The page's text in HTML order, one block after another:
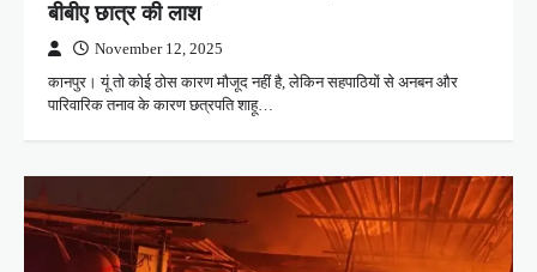
बीबीए छात्र की लाश
November 12, 2025
कानपुर। यूं तो कोई ठोस कारण मौजूद नहीं है, लेकिन सहपाठियों से अनबन और
पारिवारिक तनाव के कारण छत्रपति शाहू…